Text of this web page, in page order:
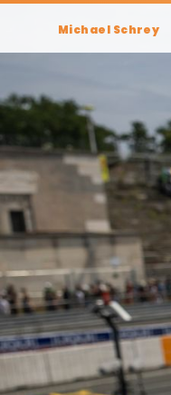
Michael Schrey